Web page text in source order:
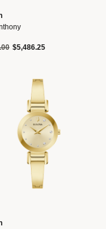
de
a$5,486.25